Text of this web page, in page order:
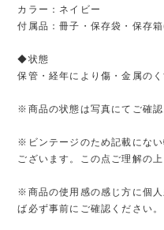
カラー：ネイビー
付属品：冊子・保存袋・保存
◆状態
保管・経年により傷・金属のく
※商品の状態は写真にてご確認
※ビンテージのため記載にな
ございます。この点ご理解の
※商品の使用感の感じ方に個
ば必ず事前にご確認ください。